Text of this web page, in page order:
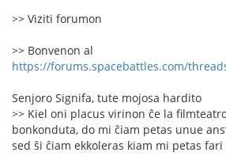
>> Viziti forumon
>> Bonvenon al
https://forums.spacebattles.com/
Senjoro Signifa, tute mojosa hardito
>> Kiel oni placus virinon ĉe la
bonkonduta, do mi ĉiam petas unue
sed ŝi ĉiam ekkoleras kiam mi petas